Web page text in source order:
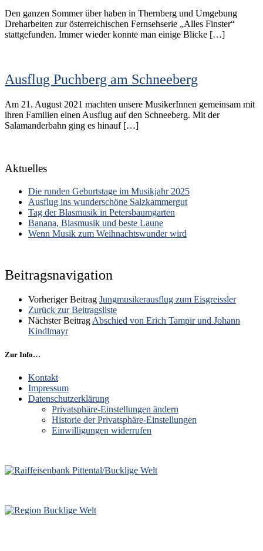
Den ganzen Sommer über haben in Thernberg und Umgebung
Dreharbeiten zur österreichischen Fernsehserie „Alles Finster“
stattgefunden. Immer wieder konnte man einige Blicke […]
Ausflug Puchberg am Schneeberg
Am 21. August 2021 machten unsere MusikerInnen gemeinsam mit
ihren Familien einen Ausflug auf den Schneeberg. Mit der
Salamanderbahn ging es hinauf […]
Aktuelles
Die runden Geburtstage im Musikjahr 2025
Ausflug ins wunderschöne Salzkammergut
Tag der Blasmusik in Petersbaumgarten
Banana, Blasmusik und beste Laune
Wenn Musik zum Weihnachtswunder wird
Beitragsnavigation
Vorheriger Beitrag Jungmusikerausflug zum Eisgreissler
Zurück zur Beitragsliste
Nächster BeitragAbschied von Erich Tampir und Johann
Kindlmayr
Zur Info…
Kontakt
Impressum
Datenschutzerklärung
Privatsphäre-Einstellungen ändern
Historie der Privatsphäre-Einstellungen
Einwilligungen widerrufen